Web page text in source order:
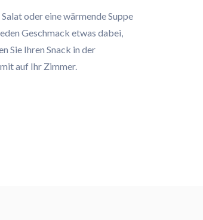
oder eine wärmende Suppe
Geschmack etwas dabei,
Sie Ihren Snack in der
auf Ihr Zimmer.